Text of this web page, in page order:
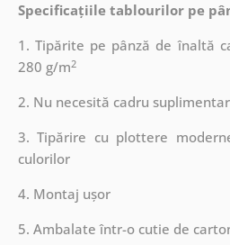
Specificațiile tablourilor pe
1. Tipărite pe pânză de înaltă
280 g/m2
2. Nu necesită cadru suplimentar
3. Tipărire cu plottere
culorilor
4. Montaj ușor
5. Ambalate într-o cutie de